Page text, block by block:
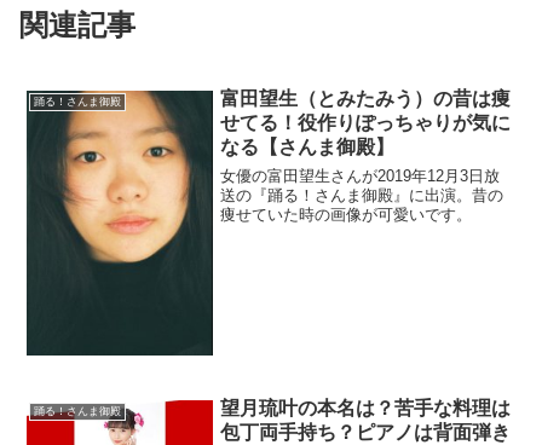
関連記事
踊る！さんま御殿
富田望生（とみたみう）の昔は痩
せてる！役作りぽっちゃりが気に
なる【さんま御殿】
女優の富田望生さんが2019年12月3日放
送の『踊る！さんま御殿』に出演。昔の
痩せていた時の画像が可愛いです。
踊る！さんま御殿
望月琉叶の本名は？苦手な料理は
包丁両手持ち？ピアノは背面弾き